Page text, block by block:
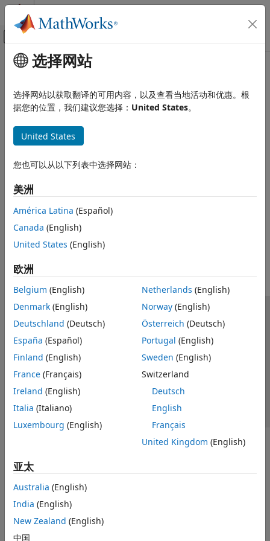
跳到内容
画布外导航菜单切换
文档主页
Control Systems
主要内容
How useful was this information?
选择网站
选择网站以获取翻译的可用内容，以及查看当地活动和优惠。根
据您的位置，我们建议您选择： United States。
United States
您也可以从以下列表中选择网站：
美洲
América Latina (Español)
Canada (English)
United States (English)
欧洲
Belgium (English)
Denmark (English)
Deutschland (Deutsch)
España (Español)
Finland (English)
France (Français)
Ireland (English)
Italia (Italiano)
Luxembourg (English)
Netherlands (English)
Norway(English)
Österreich (Deutsch)
Portugal (English)
Sweden (English)
Switzerland
Deutsch
English
Français
United Kingdom (English)
亚太
Australia (English)
India (English)
New Zealand (English)
中国
信任中心 商标 隐私政策 防盗版
应用程序状态
联系我们
© 1994-2026 The MathWorks, Inc.